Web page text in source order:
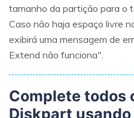
tamanho da partição para o
Caso não haja espaço livre
exibirá uma mensagem de
Extend não funciona".
Complete todos
Diskpart